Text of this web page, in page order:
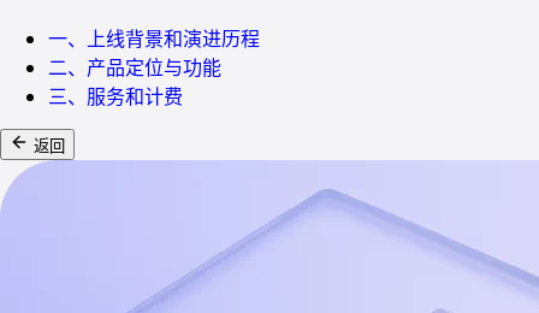
一、上线背景和演进历程
二、产品定位与功能
三、服务和计费
返回